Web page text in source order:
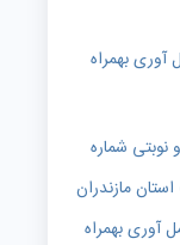
بهمراه
شماره
استان مازندران
آوری بهمراه